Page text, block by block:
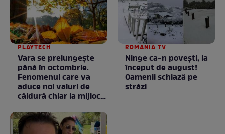
PLAYTECH
Vara se prelungeşte
până în octombrie.
Fenomenul care va
aduce noi valuri de
căldură chiar la mijlocul
ROMANIA TV
Ninge ca-n povești, la
început de august!
Oamenii schiază pe
străzi